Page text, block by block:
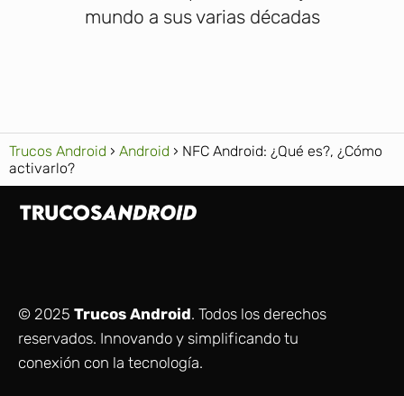
mundo a sus varias décadas
Trucos Android Android
NFC Android: ¿Qué es?, ¿Cómo
activarlo?
© 2025 Trucos Android. Todos los derechos
reservados. Innovando y simplificando tu
conexión con la tecnología.